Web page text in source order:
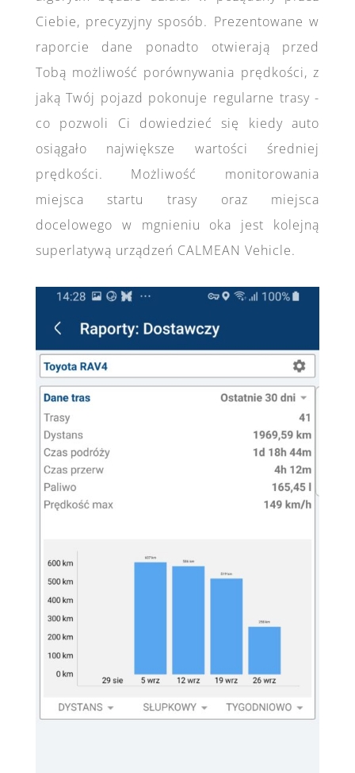
Ciebie, precyzyjny sposób. Prezentowane w
raporcie dane ponadto otwierają przed
Tobą możliwość porównywania prędkości, z
jaką Twój pojazd pokonuje regularne trasy -
co pozwoli Ci dowiedzieć się kiedy auto
osiągało największe wartości średniej
prędkości. Możliwość monitorowania
miejsca startu trasy oraz miejsca
docelowego w mgnieniu oka jest kolejną
superlatywą urządzeń CALMEAN Vehicle.